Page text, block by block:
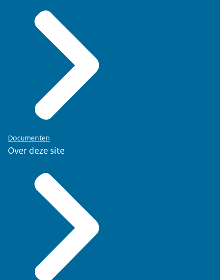
Documenten
Over deze site